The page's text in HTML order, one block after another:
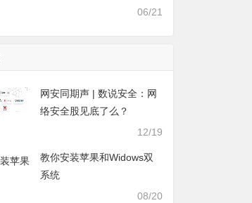
最新MAC軟體打折活動06/21
网安同期声 | 数说安全：网
络安全股见底了么？
12/19
教你安装苹果和Widows双
系统
08/20